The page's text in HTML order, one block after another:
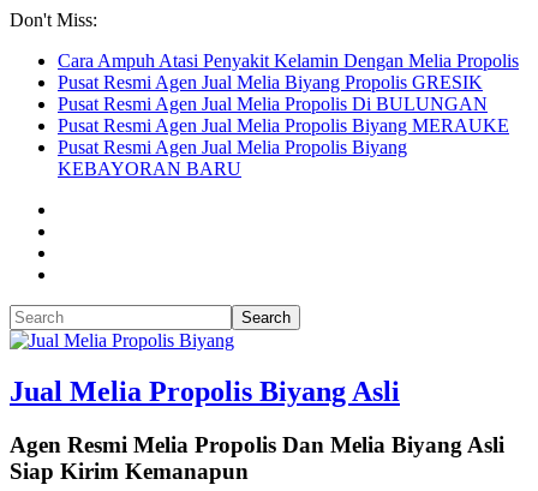
Don't Miss:
Cara Ampuh Atasi Penyakit Kelamin Dengan Melia Propolis
Pusat Resmi Agen Jual Melia Biyang Propolis GRESIK
Pusat Resmi Agen Jual Melia Propolis Di BULUNGAN
Pusat Resmi Agen Jual Melia Propolis Biyang MERAUKE
Pusat Resmi Agen Jual Melia Propolis Biyang
KEBAYORAN BARU
Jual Melia Propolis Biyang Asli
Agen Resmi Melia Propolis Dan Melia Biyang Asli
Siap Kirim Kemanapun